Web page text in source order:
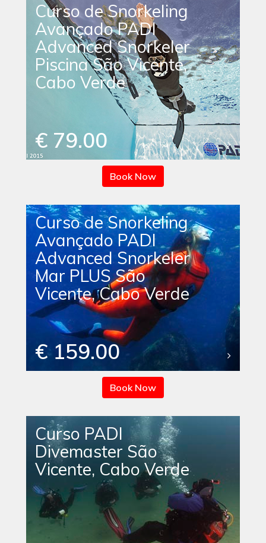
Curso de Snorkeling
Avançado PADI
Advanced Snorkeler
Piscina São Vicente,
Cabo Verde
€ 79.00
Book Now
Curso de Snorkeling
Avançado PADI
Advanced Snorkeler
Mar PLUS São
Vicente, Cabo Verde
€ 159.00
Book Now
Curso PADI
Divemaster São
Vicente, Cabo Verde